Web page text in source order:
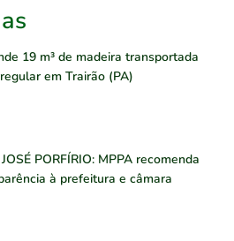
19 m³ de madeira transportada
em Trairão (PA)
PORFÍRIO: MPPA recomenda
à prefeitura e câmara